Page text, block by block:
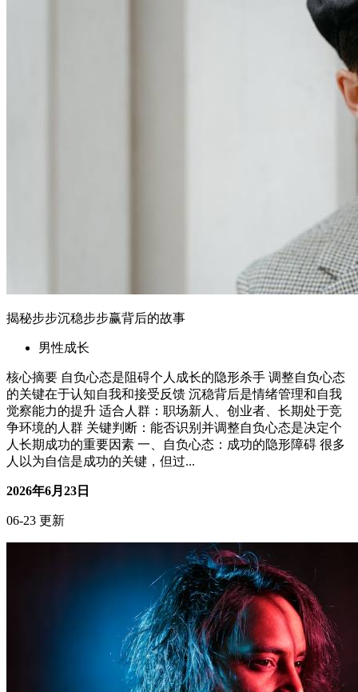
揭秘步步沉稳步步赢背后的故事
男性成长
核心摘要 自负心态是阻碍个人成长的隐形杀手 调整自负心态
的关键在于认知自我和接受反馈 沉稳背后是情绪管理和自我
觉察能力的提升 适合人群：职场新人、创业者、长期处于竞
争环境的人群 关键判断：能否识别并调整自负心态是决定个
人长期成功的重要因素 一、自负心态：成功的隐形障碍 很多
人以为自信是成功的关键，但过...
2026年6月23日
06-23 更新